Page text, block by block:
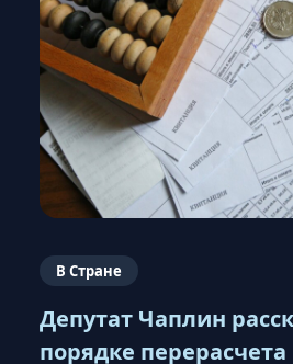
В Стране
Депутат Чаплин
порядке